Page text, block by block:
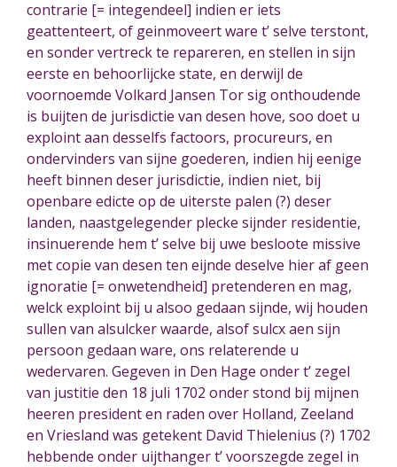
contrarie [= integendeel] indien er iets
geattenteert, of geinmoveert ware t’ selve terstont,
en sonder vertreck te repareren, en stellen in sijn
eerste en behoorlijcke state, en derwijl de
voornoemde Volkard Jansen Tor sig onthoudende
is buijten de jurisdictie van desen hove, soo doet u
exploint aan desselfs factoors, procureurs, en
ondervinders van sijne goederen, indien hij eenige
heeft binnen deser jurisdictie, indien niet, bij
openbare edicte op de uiterste palen (?) deser
landen, naastgelegender plecke sijnder residentie,
insinuerende hem t’ selve bij uwe besloote missive
met copie van desen ten eijnde deselve hier af geen
ignoratie [= onwetendheid] pretenderen en mag,
welck exploint bij u alsoo gedaan sijnde, wij houden
sullen van alsulcker waarde, alsof sulcx aen sijn
persoon gedaan ware, ons relaterende u
wedervaren. Gegeven in Den Hage onder t’ zegel
van justitie den 18 juli 1702 onder stond bij mijnen
heeren president en raden over Holland, Zeeland
en Vriesland was getekent David Thielenius (?) 1702
hebbende onder uijthanger t’ voorszegde zegel in